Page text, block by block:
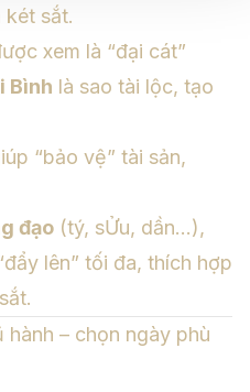
két sắt.
xem là “đại cát”
Bình là sao tài lộc, tạo
“bảo vệ” tài sản,
đạo (tý, sỬu, dần...),
lên” tối đa, thích hợp
– chọn ngày phù